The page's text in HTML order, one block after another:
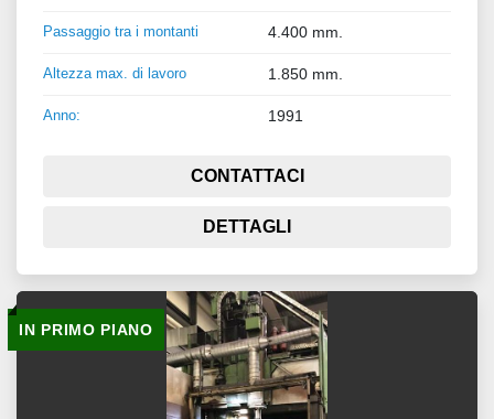
Passaggio tra i montanti 4.400 mm.
Altezza max. di lavoro 1.850 mm.
Anno: 1991
CONTATTACI
DETTAGLI
IN PRIMO PIANO